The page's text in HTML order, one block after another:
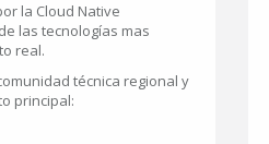
la Cloud Native
las tecnologías mas
real.
técnica regional y
principal: